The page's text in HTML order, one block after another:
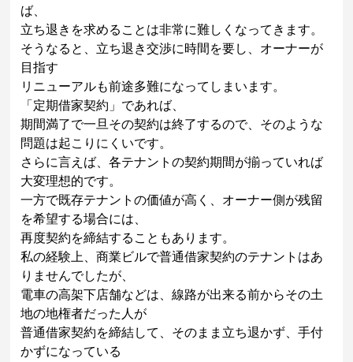
ば、
立ち退きを求めることは非常に難しくなってきます。
そうなると、立ち退き交渉に時間を要し、オーナーが
目指す
リニューアルも前途多難になってしまいます。
「定期借家契約」であれば、
期間満了で一旦その契約は終了するので、そのような
問題は起こりにくいです。
さらに言えば、各テナントの契約期間が揃っていれば
大変理想的です。
一方で既存テナントの価値が高く、オーナー側が残留
を希望する場合には、
再度契約を締結することもあります。
私の経験上、商業ビルで普通借家契約のテナントはあ
りませんでしたが、
電車の高架下店舗などは、線路が出来る前からその土
地の地権者だった人が
普通借家契約を締結して、そのまま立ち退かず、手付
かずになっている